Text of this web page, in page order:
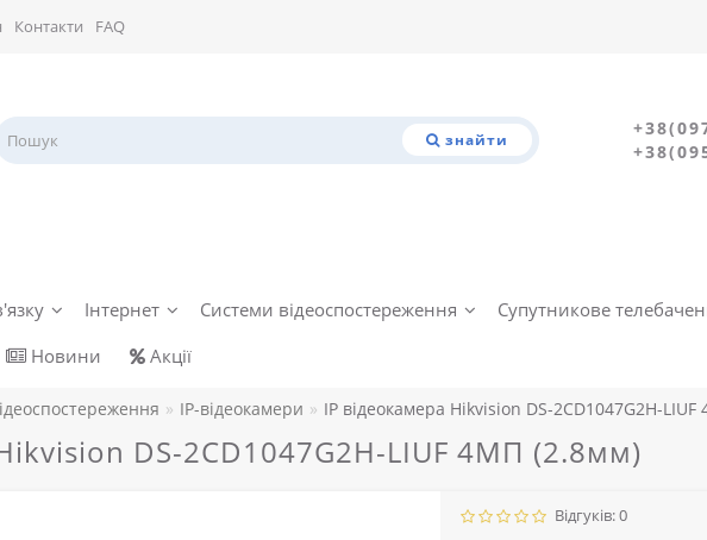
Контакти FAQ
знайти
Інтернет Системи відеоспостереження Супутникове
Новини Акції
IP-відеокамери IP відеокамера Hikvision DS-2CD1047G2H-
DS-2CD1047G2H-LIUF 4МП (2.8мм)
Відгуків: 0